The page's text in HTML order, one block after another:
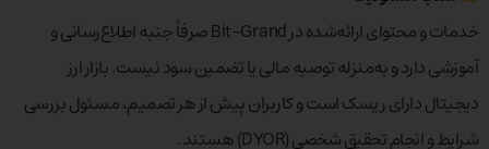
خدمات و محتوای ارائه‌شده در Bit-Grand صرفاً جنبه اطلاع‌رسانی و
آموزشی دارد و به‌منزله توصیه مالی یا تضمین سود نیست. بازار ارز
دیجیتال دارای ریسک است و کاربران پیش از هر تصمیم، مسئول بررسی
شرایط و انجام تحقیق شخصی (DYOR) هستند.